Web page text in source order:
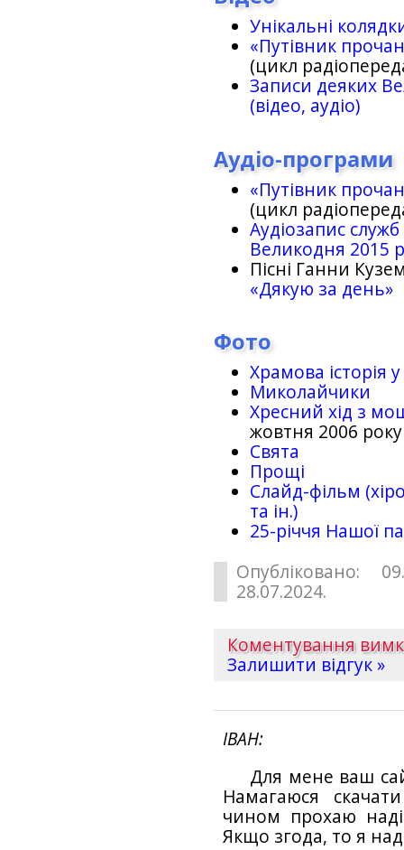
Унікальні
«Путівник
(цикл
Записи деяких
(відео, аудіо)
Аудіо-програми
«Путівник
(цикл
Аудіозапис
Великодня 2015
Пісні Ганни
«Дякую за день»
Фото
Храмова історія
Миколайчики
Хресний хід з
жовтня 2006 року
Свята
Прощі
Слайд-фільм
та ін.)
25-рiччя Нашої
Опубліковано:
28.07.2024.
Коментування
Залишити відгук »
ІВАН
Для мене ваш
Намагаюся
чином прохаю
Якщо згода, то я